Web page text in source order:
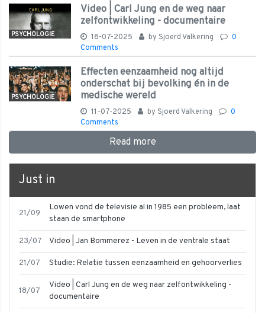
PSYCHOLOGIE
Video | Carl Jung en de weg naar
zelfontwikkeling - documentaire
18-07-2025 by Sjoerd Valkering
0
Comments
PSYCHOLOGIE
Effecten eenzaamheid nog altijd
onderschat bij bevolking én in de
medische wereld
11-07-2025 by Sjoerd Valkering
0
Comments
Read more
Just in
21/09
Lowen vond de televisie al in 1985 een probleem, laat
staan de smartphone
23/07 Video | Jan Bommerez - Leven in de ventrale staat
21/07 Studie: Relatie tussen eenzaamheid en gehoorverlies
18/07
Video | Carl Jung en de weg naar zelfontwikkeling -
documentaire